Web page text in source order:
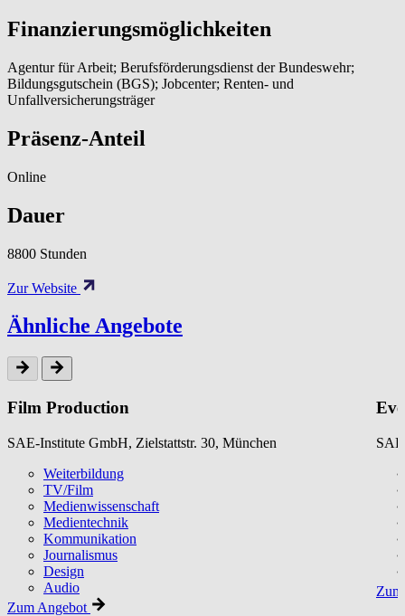
Finanzierungsmöglichkeiten
Agentur für Arbeit; Berufsförderungsdienst der Bundeswehr;
Bildungsgutschein (BGS); Jobcenter; Renten- und
Unfallversicherungsträger
Präsenz-Anteil
Online
Dauer
8800 Stunden
Zur Website
Ähnliche Angebote
Film Production
SAE-Institute GmbH, Zielstattstr. 30, München
Weiterbildung
TV/Film
Medienwissenschaft
Medientechnik
Kommunikation
Journalismus
Design
Audio
Zum Angebot